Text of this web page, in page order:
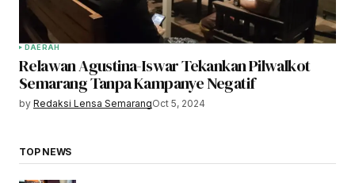
DAERAH
Relawan Agustina-Iswar Tekankan Pilwalkot
Semarang Tanpa Kampanye Negatif
by Redaksi Lensa SemarangOct 5, 2024
TOP NEWS